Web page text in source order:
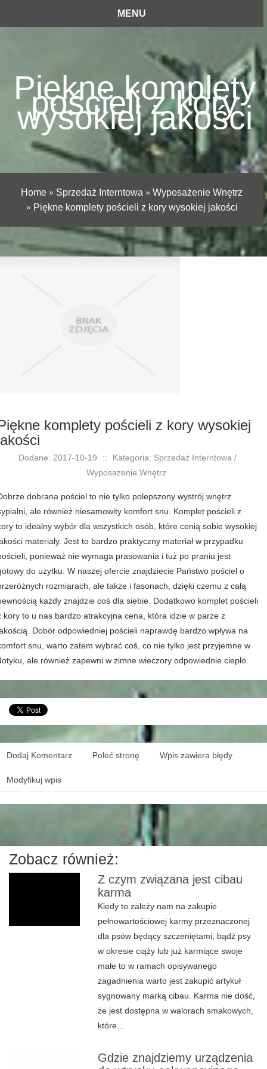
MENU
Piękne komplety
pościeli z kory
wysokiej jakości
Home » Sprzedaż Interntowa » Wyposażenie Wnętrz
» Piękne komplety pościeli z kory wysokiej jakości
komplety pościeli z kory wysokiej
Dodane: 2017-10-19 ::
Kategoria: Sprzedaż Interntowa /
Wyposażenie Wnętrz
dobrana pościel to nie tylko polepszony wystrój wnętrz
ale również niesamowity komfort snu. Komplet pościeli z
to idealny wybór dla wszystkich osób, które cenią sobie wysokiej
materiały. Jest to bardzo praktyczny materiał w przypadku
ponieważ nie wymaga prasowania i tuż po praniu jest
do użytku. W naszej ofercie znajdziecie Państwo pościel o
rozmiarach, ale także i fasonach, dzięki czemu z całą
każdy znajdzie coś dla siebie. Dodatkowo komplet pościeli
kory to u nas bardzo atrakcyjna cena, która idzie w parze z
Dobór odpowiedniej pościeli naprawdę bardzo wpływa na
snu, warto zatem wybrać coś, co nie tylko jest przyjemne w
ale również zapewni w zimne wieczory odpowiednie ciepło.
Dodaj Komentarz Poleć stronę Wpis zawiera błędy
Modyfikuj wpis
Zobacz również:
Z czym związana jest cibau
karma
Kiedy to zależy nam na zakupie
pełnowartościowej karmy przeznaczonej
dla psów będący szczeniętami, bądź psy
w okresie ciąży lub już karmiące swoje
małe to w ramach opisywanego
zagadnienia warto jest zakupić artykuł
sygnowany marką cibau. Karma nie dość,
że jest dostępna w walorach smakowych,
które...
Gdzie znajdziemy urządzenia